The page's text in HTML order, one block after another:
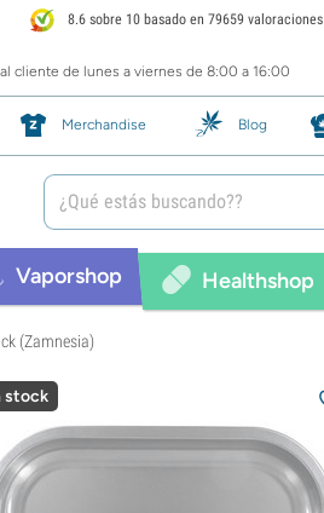
8.6 sobre 10 basado en 79659 valoraciones
cliente de lunes a viernes de 8:00 a 16:00
Merchandise Blog
Vaporshop Healthshop
(Zamnesia)
stock